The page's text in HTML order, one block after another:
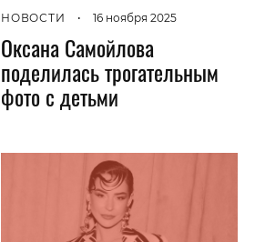
НОВОСТИ • 16 ноября 2025
Оксана Самойлова
поделилась трогательным
фото с детьми